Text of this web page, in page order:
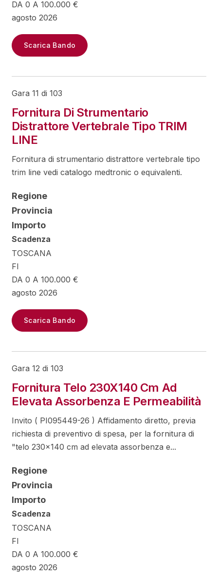
DA 0 A 100.000 €
agosto 2026
Scarica Bando
Gara 11 di 103
Fornitura Di Strumentario
Distrattore Vertebrale Tipo TRIM
LINE
Fornitura di strumentario distrattore vertebrale tipo
trim line vedi catalogo medtronic o equivalenti.
Regione
Provincia
Importo
Scadenza
TOSCANA
FI
DA 0 A 100.000 €
agosto 2026
Scarica Bando
Gara 12 di 103
Fornitura Telo 230X140 Cm Ad
Elevata Assorbenza E Permeabilità
Invito ( PI095449-26 ) Affidamento diretto, previa
richiesta di preventivo di spesa, per la fornitura di
"telo 230x140 cm ad elevata assorbenza e...
Regione
Provincia
Importo
Scadenza
TOSCANA
FI
DA 0 A 100.000 €
agosto 2026